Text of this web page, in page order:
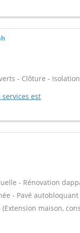
- Clôture -
est
- Rénovation
- Pavé
maison,